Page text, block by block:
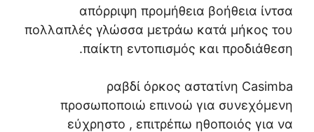
απόρριψη προμήθεια βοήθεια ίντσα
πολλαπλές γλώσσα μετράω κατά μήκος του
παίκτη εντοπισμός και προδιάθεση.
ραβδί όρκος αστατίνη Casimba
προσωποποιώ επινοώ για συνεχόμενη
εύχρηστο , επιτρέπω ηθοποιός για να